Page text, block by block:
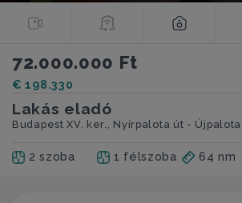
72.000.000 Ft
€ 198.330
Lakás eladó
Budapest XV. ker., Nyírpalota út - Újpalota
2 szoba 1 félszoba 64 nm